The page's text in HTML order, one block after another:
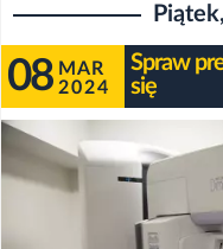
08 MAR
2024
Spraw
się